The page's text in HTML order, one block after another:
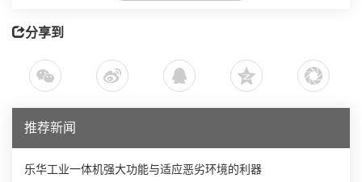
分享到
推荐新闻
乐华工业一体机强大功能与适应恶劣环境的利器